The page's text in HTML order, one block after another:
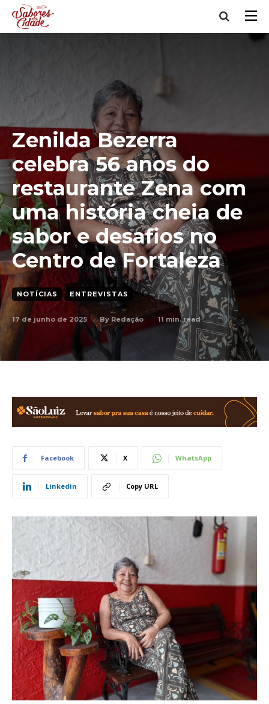
Zenilda Bezerra
celebra 56 anos do
restaurante Zena com
uma história cheia de
sabor e desafios no
Centro de Fortaleza
NOTÍCIAS ENTREVISTAS
17 de junho de 2025 By Redação 11 min. read
Facebook X WhatsApp
Linkedin Copy URL